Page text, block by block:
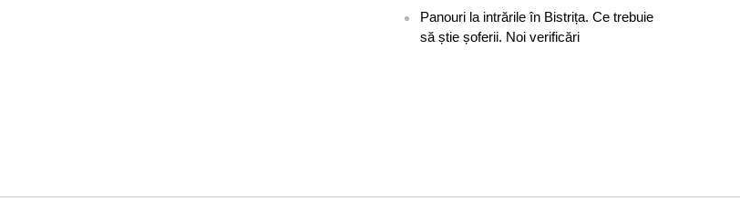
Panouri la intrările în Bistrița. Ce trebuie
să știe șoferii. Noi verificări